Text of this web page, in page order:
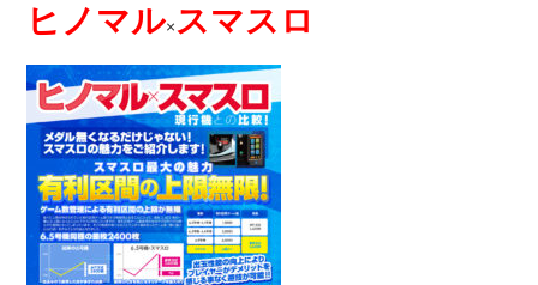
ヒノマル×スマスロ